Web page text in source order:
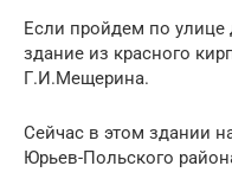
Если пройдем по
здание из красного
Г.И.Мещерина.
Сейчас в этом здании
Юрьев-Польского